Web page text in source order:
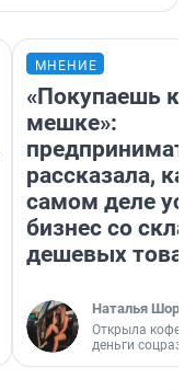
МНЕНИЕ
«Покупаешь
мешке»:
рассказала,
самом деле
бизнес со
дешевых
Наталья
Открыла
деньги